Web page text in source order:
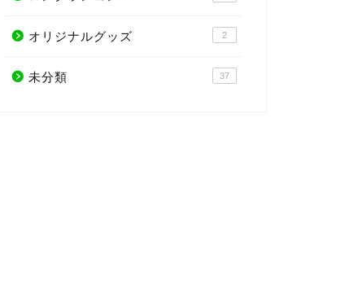
オリジナルグッズ 2
未分類 37